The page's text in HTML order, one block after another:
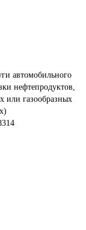
автомобильного
нефтепродуктов,
или газообразных